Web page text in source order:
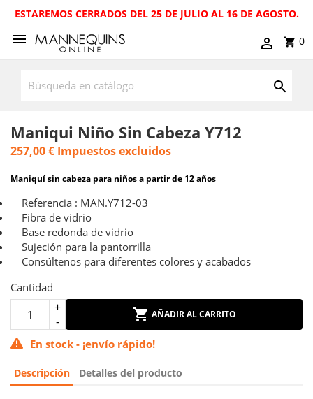
ESTAREMOS CERRADOS DEL 25 DE JULIO AL 16 DE AGOSTO.
0
Maniqui Niño Sin Cabeza Y712
257,00 € Impuestos excluidos
Maniquí sin cabeza para niños a partir de 12 años
Referencia : MAN.Y712-03
Fibra de vidrio
Base redonda de vidrio
Sujeción para la pantorrilla
Consúltenos para diferentes colores y acabados
Cantidad
AÑADIR AL CARRITO
En stock - ¡envío rápido!
Descripción Detalles del producto